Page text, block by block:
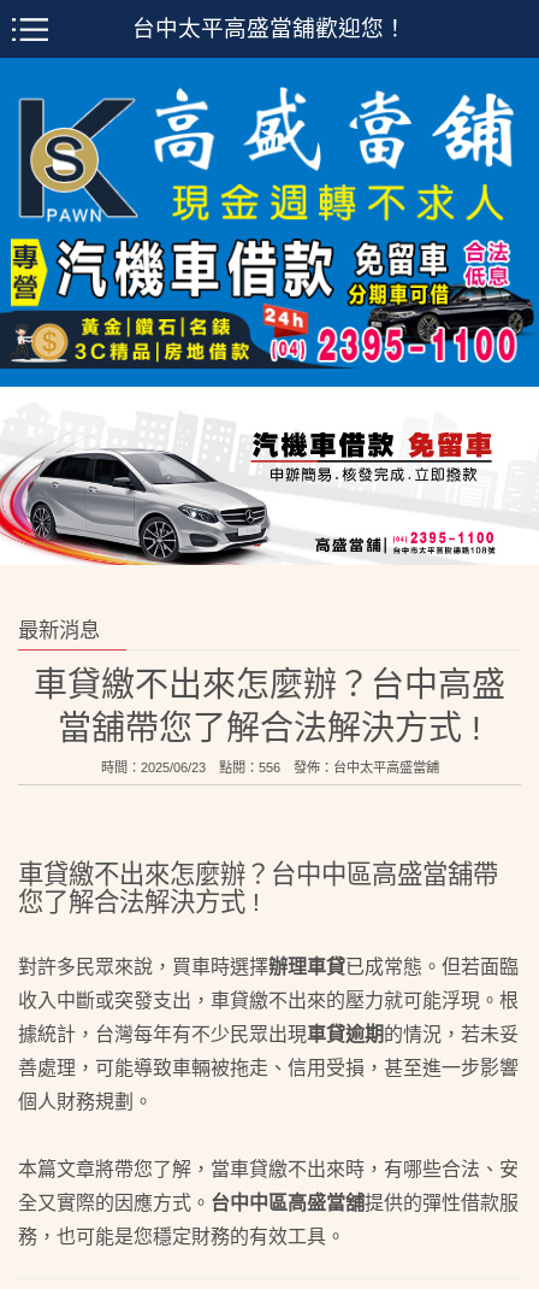
台中太平高盛當舖歡迎您！
最新消息
車貸繳不出來怎麼辦？台中高盛
當舖帶您了解合法解決方式 !
時間：2025/06/23 點閱：556 發佈： 台中太平高盛當舖
車貸繳不出來怎麼辦？台中中區高盛當舖帶
您了解合法解決方式 !
對許多民眾來說，買車時選擇辦理車貸已成常態。但若面臨
收入中斷或突發支出，車貸繳不出來的壓力就可能浮現。根
據統計，台灣每年有不少民眾出現車貸逾期 的情況，若未妥
善處理，可能導致車輛被拖走、信用受損，甚至進一步影響
個人財務規劃。
本篇文章將帶您了解，當車貸繳不出來時，有哪些合法、安
全又實際的因應方式。 台中中區高盛當舖提供的彈性借款服
務，也可能是您穩定財務的有效工具。